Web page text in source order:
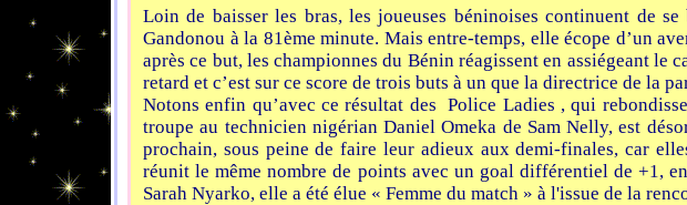
Loin de baisser les bras, les joueuses béninoises continuent de
Gandonou à la 81ème minute. Mais entre-temps, elle écope d’un
après ce but, les championnes du Bénin réagissent en assiégeant
retard et c’est sur ce score de trois buts à un que la directrice de la
Notons enfin qu’avec ce résultat des Police Ladies , qui
troupe au technicien nigérian Daniel Omeka de Sam Nelly, est
prochain, sous peine de faire leur adieux aux demi-finales, car
réunit le même nombre de points avec un goal différentiel de +1,
Sarah Nyarko, elle a été élue « Femme du match » à l'issue de la